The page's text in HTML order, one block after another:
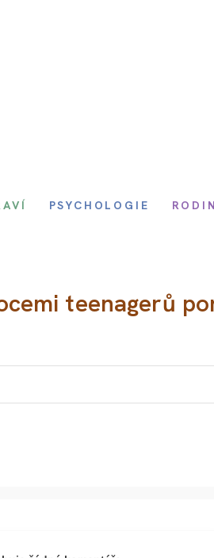
PSYCHOLOGIE
teenagerů